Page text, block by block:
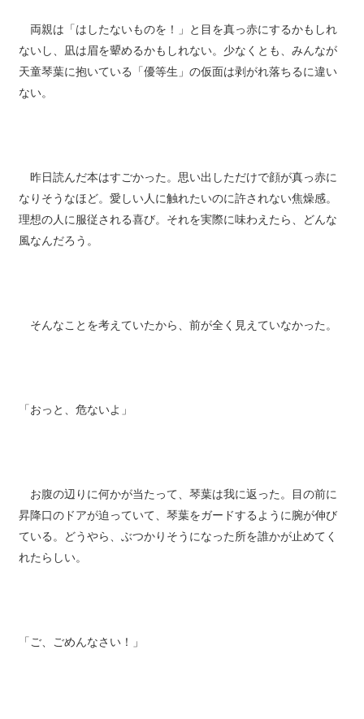
両親は「はしたないものを！」と目を真っ赤にするかもしれ
ないし、凪は眉を顰めるかもしれない。少なくとも、みんなが
天童琴葉に抱いている「優等生」の仮面は剥がれ落ちるに違い
ない。
昨日読んだ本はすごかった。思い出しただけで顔が真っ赤に
なりそうなほど。愛しい人に触れたいのに許されない焦燥感。
理想の人に服従される喜び。それを実際に味わえたら、どんな
風なんだろう。
そんなことを考えていたから、前が全く見えていなかった。
「おっと、危ないよ」
お腹の辺りに何かが当たって、琴葉は我に返った。目の前に
昇降口のドアが迫っていて、琴葉をガードするように腕が伸び
ている。どうやら、ぶつかりそうになった所を誰かが止めてく
れたらしい。
「ご、ごめんなさい！」